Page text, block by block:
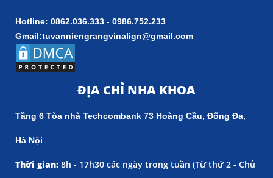
Hotline: 0862.036.333 - 0986.752.233
Gmail:tuvanniengrangvinalign@gmail.com
ĐỊA CHỈ NHA KHOA
Tầng 6 Tòa nhà Techcombank 73 Hoàng Cầu, Đống Đa,
Hà Nội
Thời gian: 8h - 17h30 các ngày trong tuần (Từ thứ 2 - Chủ